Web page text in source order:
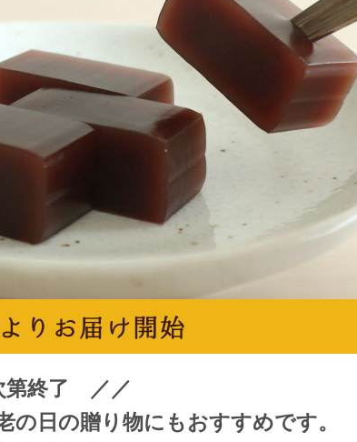
第終了 ／／
の日の贈り物にもおすすめです。